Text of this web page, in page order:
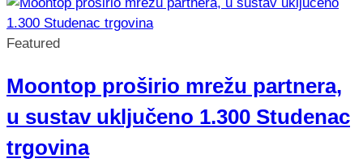
Featured
Moontop proširio mrežu partnera,
u sustav uključeno 1.300 Studenac
trgovina